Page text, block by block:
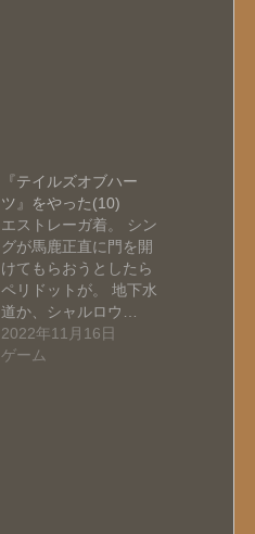
『テイルズオブハー
ツ』をやった(10)
エストレーガ着。 シン
グが馬鹿正直に門を開
けてもらおうとしたら
ペリドットが。 地下水
道か、シャルロウ…
2022年11月16日
ゲーム